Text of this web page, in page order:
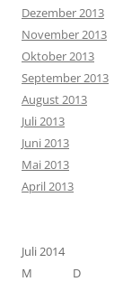
Dezember 2013
November 2013
Oktober 2013
September 2013
August 2013
Juli 2013
Juni 2013
Mai 2013
April 2013
Juli 2014
M
D